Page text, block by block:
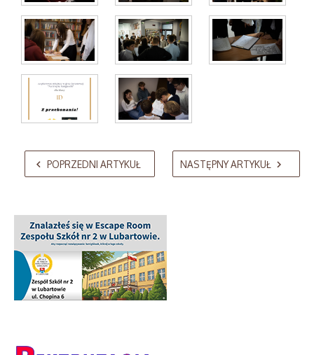
AdmirorGallery 5.2.0, author/sVasiljevski Kekeljevic.
POPRZEDNI ARTYKUŁ NASTĘPNY ARTYKUŁ